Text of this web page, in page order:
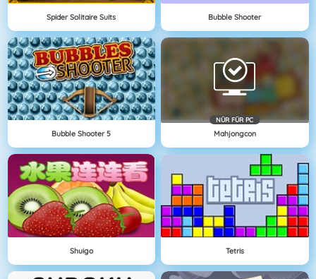
Spider Solitaire Suits Bubble Shooter
Bubble Shooter 5
NÜR FÜR PC
Mahjongcon
Shuigo Tetris